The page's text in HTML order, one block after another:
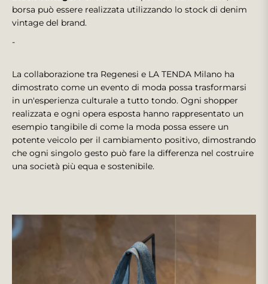
borsa può essere realizzata utilizzando lo stock di denim
vintage del brand.
-
La collaborazione tra Regenesi e LA TENDA Milano ha
dimostrato come un evento di moda possa trasformarsi
in un'esperienza culturale a tutto tondo. Ogni shopper
realizzata e ogni opera esposta hanno rappresentato un
esempio tangibile di come la moda possa essere un
potente veicolo per il cambiamento positivo, dimostrando
che ogni singolo gesto può fare la differenza nel costruire
una società più equa e sostenibile.